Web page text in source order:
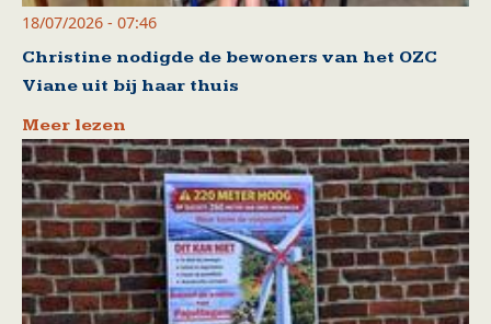
18/07/2026 - 07:46
Christine nodigde de bewoners van het OZC
Viane uit bij haar thuis
Meer lezen